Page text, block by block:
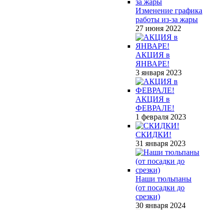
Изменение графика
работы из-за жары
27 июня 2022
АКЦИЯ в
ЯНВАРЕ!
3 января 2023
АКЦИЯ в
ФЕВРАЛЕ!
1 февраля 2023
СКИДКИ!
31 января 2023
Наши тюльпаны
(от посадки до
срезки)
30 января 2024